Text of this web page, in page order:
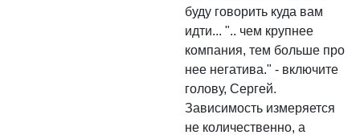
буду говорить куда вам
идти... ".. чем крупнее
компания, тем больше про
нее негатива." - включите
голову, Сергей.
Зависимость измеряется
не количественно, а